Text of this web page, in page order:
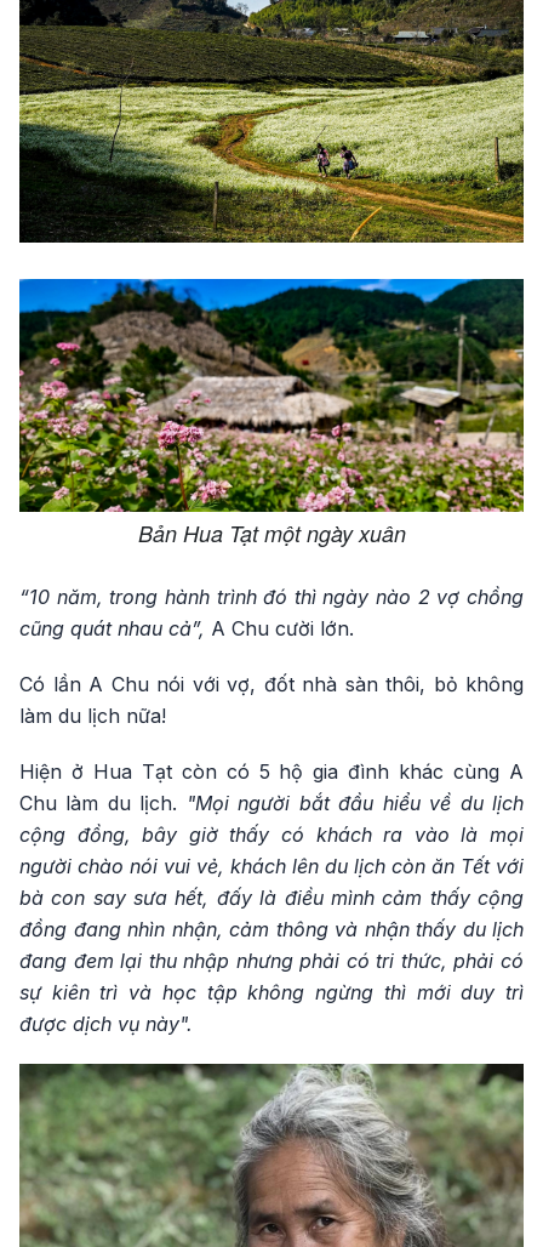
Bản Hua Tạt một ngày xuân
“10 năm, trong hành trình đó thì ngày nào 2 vợ chồng
cũng quát nhau cả”, A Chu cười lớn.
Có lần A Chu nói với vợ, đốt nhà sàn thôi, bỏ không
làm du lịch nữa!
Hiện ở Hua Tạt còn có 5 hộ gia đình khác cùng A
Chu làm du lịch. "Mọi người bắt đầu hiểu về du lịch
cộng đồng, bây giờ thấy có khách ra vào là mọi
người chào nói vui vẻ, khách lên du lịch còn ăn Tết với
bà con say sưa hết, đấy là điều mình cảm thấy cộng
đồng đang nhìn nhận, cảm thông và nhận thấy du lịch
đang đem lại thu nhập nhưng phải có tri thức, phải có
sự kiên trì và học tập không ngừng thì mới duy trì
được dịch vụ này".